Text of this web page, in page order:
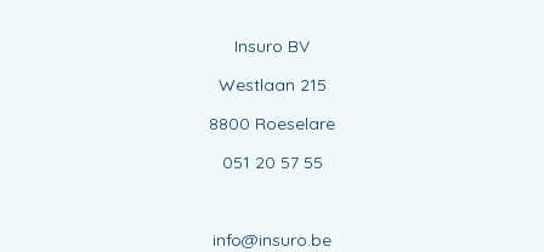
Insuro BV
Westlaan 215
8800 Roeselare
051 20 57 55
info@insuro.be